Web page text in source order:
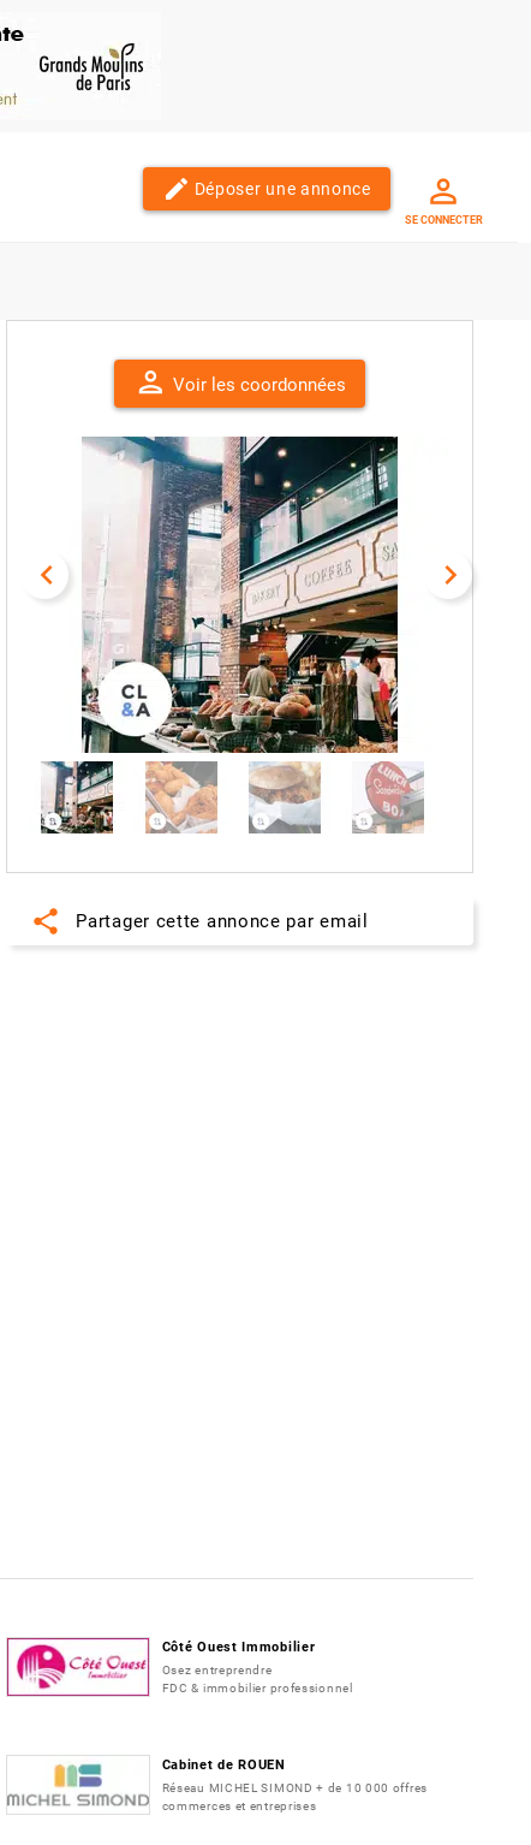
edit Déposer une annonce
SE CONNECTER
person Voir les coordonnées
navigate_before navigate_next
share Partager cette annonce par email
Côté Ouest Immobilier
Osez entreprendre
FDC & immobilier professionnel
Cabinet de ROUEN
Réseau MICHEL SIMOND + de 10 000 offres
commerces et entreprises